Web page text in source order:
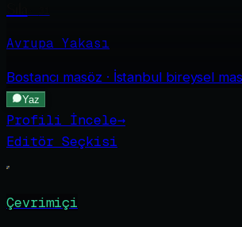
Avrupa Yakası
Bostancı masöz · İstanbul bireysel
Yaz
Profili İncele→
Editör Seçkisi
Çevrimiçi